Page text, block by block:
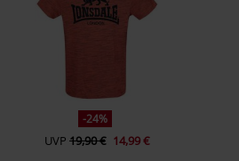
Kommentar jetzt abschicken!
-24%
UVP 19,90 € 14,99 €